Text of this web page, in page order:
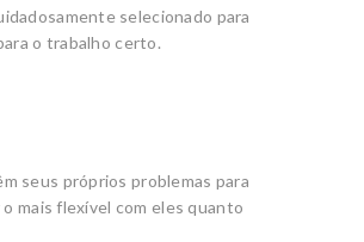
selecionado para
o trabalho certo.
seus próprios problemas para
mais flexível com eles quanto